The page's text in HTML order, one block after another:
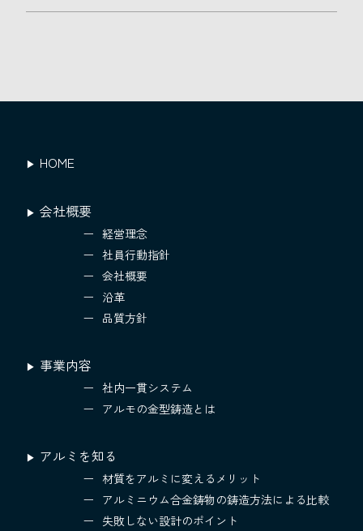
HOME
会社概要
経営理念
社員行動指針
会社概要
沿革
品質方針
事業内容
社内一貫システム
アルモの金型鋳造とは
アルミを知る
材質をアルミに変えるメリット
アルミニウム合金鋳物の鋳造方法による比較
失敗しない設計のポイント